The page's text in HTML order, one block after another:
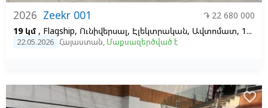
2026 Zeekr 001
֏ 22 680 000
19 կմ , Flagship, Ունիվերսալ, Էլեկտրական, Ավտոմատ, 100, 2
22.05.2026 Հայաստան, Մաքսազերծված է
favorite_border